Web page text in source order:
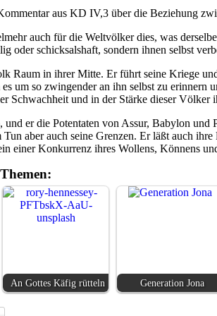
aus KD IV,3 über die Beziehung
auch für die Weltvölker dies, was
oder schicksalshaft, sondern ihnen selbst
Raum in ihrer Mitte. Er führt seine Kriege
um so zwingender an ihn selbst zu
Schwachheit und in der Stärke dieser Völker
und er die Potentaten von Assur, Babylon und
aber auch seine Grenzen. Er läßt auch
einer Konkurrenz ihres Wollens, Könnens
An Gottes Käfig rütteln Generation Jona